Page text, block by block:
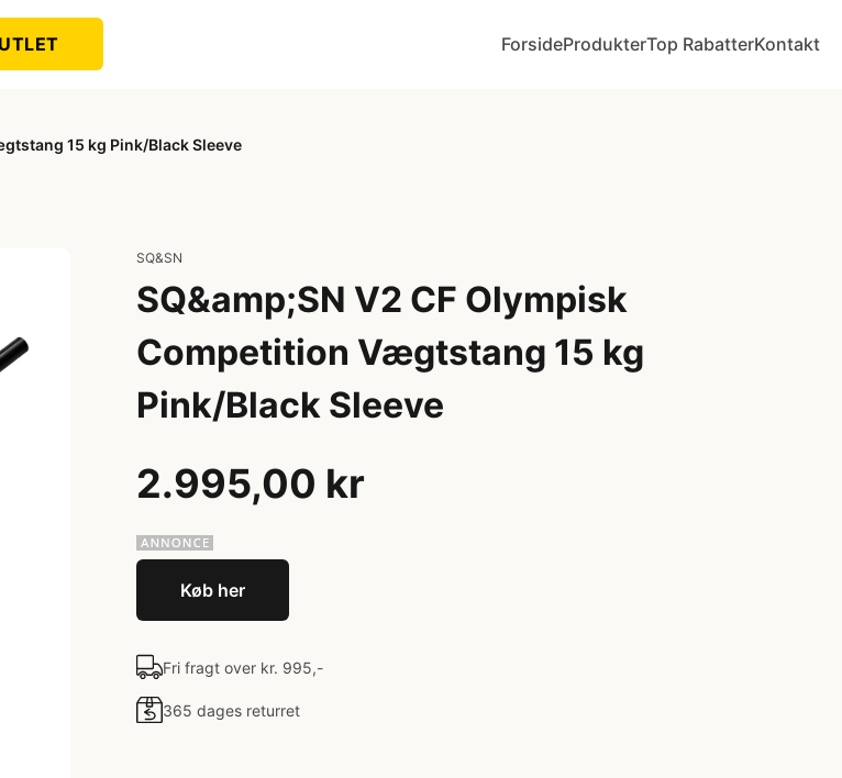
ForsideProdukterTop RabatterKontakt
15 kg Pink/Black Sleeve
SQ&SN
SQ&amp;SN V2 CF Olympisk
Competition Vægtstang 15 kg
Pink/Black Sleeve
2.995,00 kr
Køb her
Fri fragt over kr. 995,-
365 dages returret